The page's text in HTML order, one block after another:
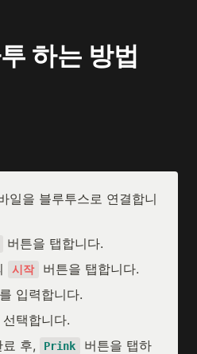
하는 방법
일을 블루투스로 연결합니
버튼을 탭합니다.
시작
버튼을 탭합니다.
입력합니다.
택합니다.
후,
Prink
버튼을 탭하